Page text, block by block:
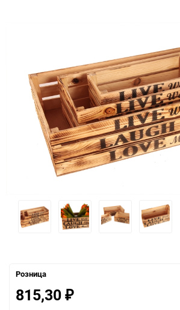
Розница
815,30 ₽